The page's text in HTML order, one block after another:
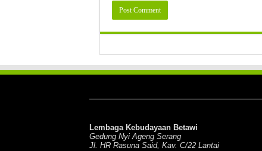
Lembaga Kebudayaan Betawi
Gedung Nyi Ageng Serang
Jl. HR Rasuna Said, Kav. C/22 Lantai